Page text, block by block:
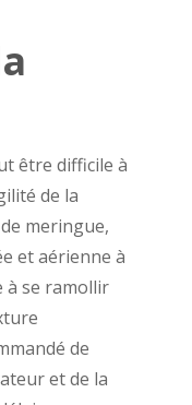
être difficile à
de la
meringue,
et aérienne à
à se ramollir
de
et de la